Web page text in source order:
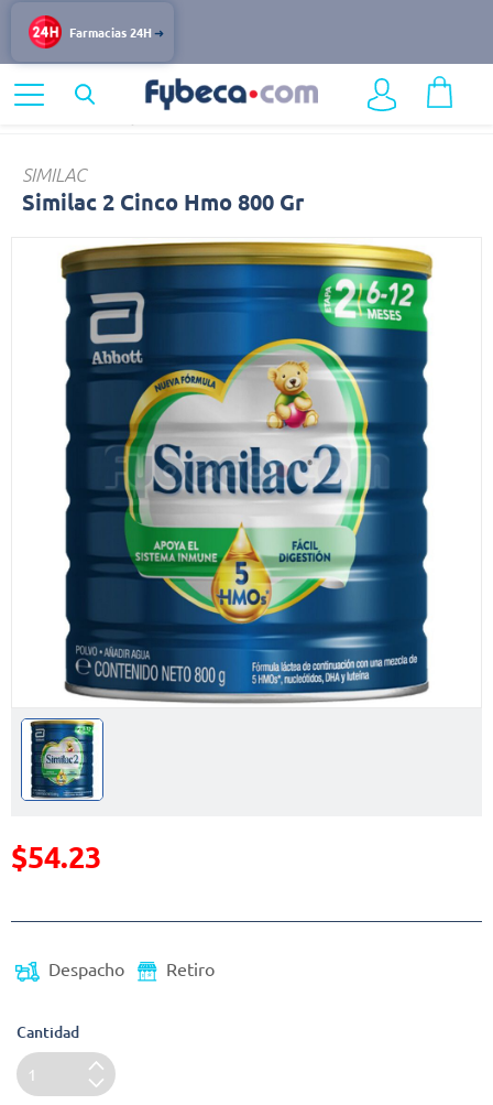
Farmacias 24H
Infantil y Maternidad Similac
SIMILAC
Similac 2 Cinco Hmo 800 Gr
Precio reducido de
$54.23
Despacho Retiro
Cantidad